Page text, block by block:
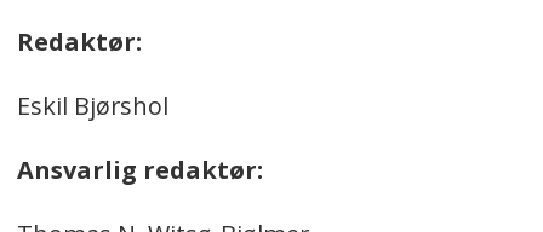
Redaktør:
Eskil Bjørshol
Ansvarlig redaktør: